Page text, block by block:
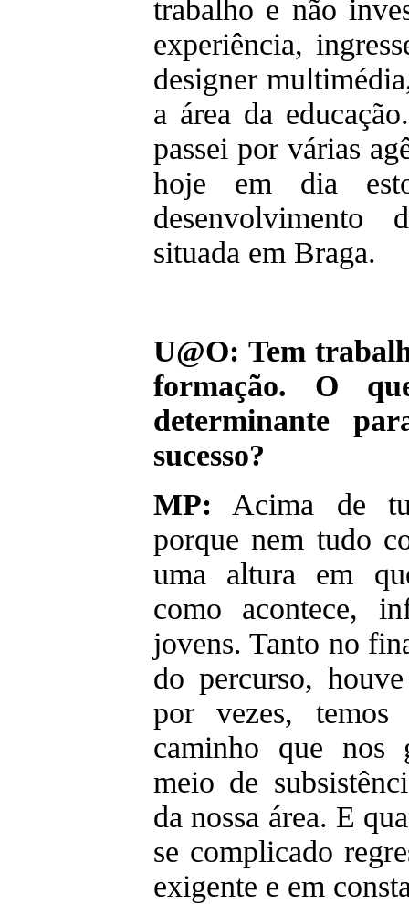
trabalho e não
experiência,
designer
a área da
passei por várias
hoje em dia
situada em Braga.
U@O: Tem
formação. O
determinante
sucesso?
MP: Acima de
porque nem tudo
uma altura em
como acontece,
jovens. Tanto no
do percurso,
por vezes,
caminho que nos
meio de
da nossa área. E
se complicado
exigente e em